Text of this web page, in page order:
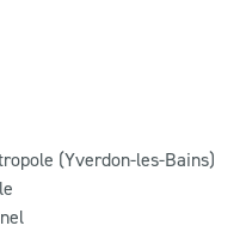
(Yverdon-les-Bains)